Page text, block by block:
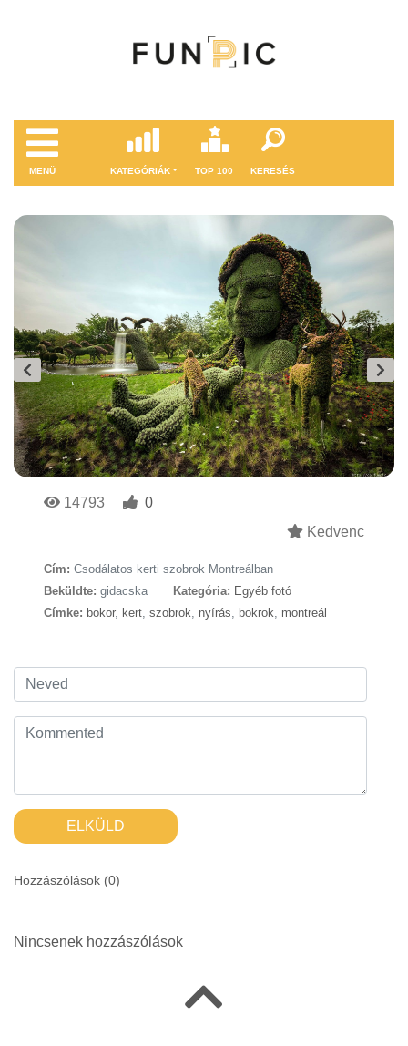
MENÜ KATEGÓRIÁK TOP 100 KERESÉS
14793
0
Kedvenc
Cím: Csodálatos kerti szobrok Montreálban
Beküldte: gidacska Kategória: Egyéb fotó
Címke: bokor, kert, szobrok, nyírás, bokrok, montreál
ELKÜLD
Hozzászólások (0)
Nincsenek hozzászólások